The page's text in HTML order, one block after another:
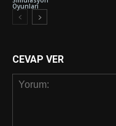
Oyunları
CEVAP VER